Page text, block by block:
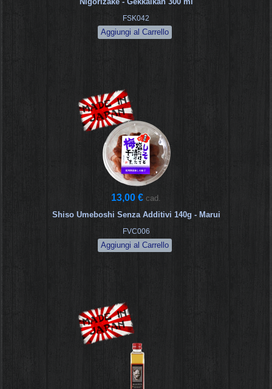
FSK042
13,00 € cad.
Shiso Umeboshi Senza Additivi 140g - Marui
FVC006